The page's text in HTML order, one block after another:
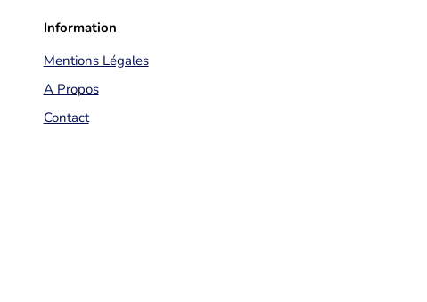
Information
Mentions Légales
A Propos
Contact